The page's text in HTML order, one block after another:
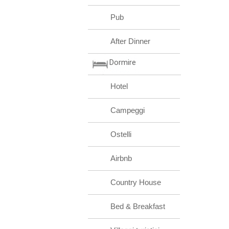
Pub
After Dinner
Dormire
Hotel
Campeggi
Ostelli
Airbnb
Country House
Bed & Breakfast